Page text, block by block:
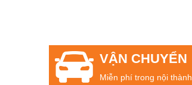
VẬN CHUYỂN
Miễn phí trong nội thành